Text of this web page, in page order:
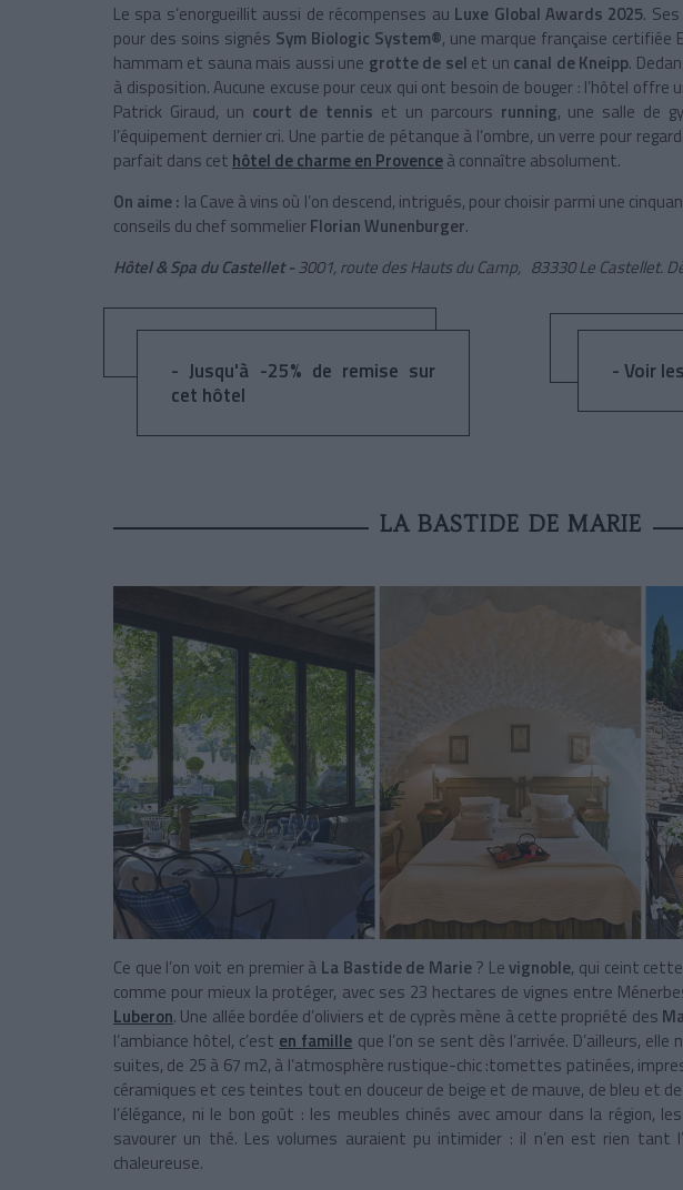
Le spa s’enorgueillit aussi de récompenses au Luxe Global Awards 2025.
pour des soins signés Sym Biologic System®, une marque française certifiée
hammam et sauna mais aussi une grotte de sel et un canal de Kneipp.
à disposition. Aucune excuse pour ceux qui ont besoin de bouger : l’hôtel offre
Patrick Giraud, un court de tennis et un parcours running, une salle de
l’équipement dernier cri. Une partie de pétanque à l’ombre, un verre pour
parfait dans cet hôtel de charme en Provenceà connaître absolument.
On aime : la Cave à vins où l’on descend, intrigués, pour choisir parmi une
conseils du chef sommelierFlorian Wunenburger.
Hôtel & Spa du Castellet -3001, route des Hauts du Camp, 83330 Le Castellet.
- Jusqu'à -25% de remise sur
cet hôtel
- Voir
LA BASTIDE DE MARIE
Ce que l’on voit en premier à La Bastide de Marie? Levignoble, qui ceint
comme pour mieux la protéger, avec ses 23 hectares de vignes entre
Luberon. Une allée bordée d’oliviers et de cyprès mène à cette propriété des
l’ambiance hôtel, c’est en famille que l’on se sent dès l’arrivée. D’ailleurs,
suites, de 25 à 67 m2, à l’atmosphère rustique-chic :tomettes patinées,
céramiques et ces teintes tout en douceur de beige et de mauve, de bleu et de
l’élégance, ni le bon goût : les meubles chinés avec amour dans la région,
savourer un thé. Les volumes auraient pu intimider : il n’en est rien tant
chaleureuse.